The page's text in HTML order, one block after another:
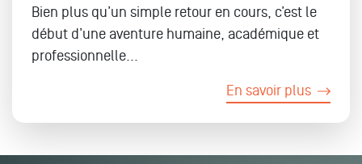
Bien plus qu’un simple retour en cours, c’est le
début d’une aventure humaine, académique et
professionnelle...
En savoir plus